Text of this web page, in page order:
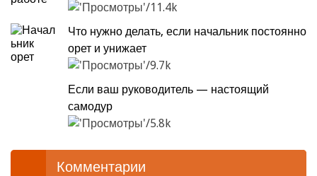
11.4k
Что нужно делать, если начальник постоянно
орет и унижает
9.7k
Если ваш руководитель — настоящий
самодур
5.8k
Комментарии